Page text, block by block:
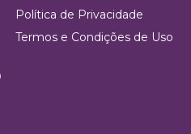
Política de Privacidade
Termos e Condições de Uso